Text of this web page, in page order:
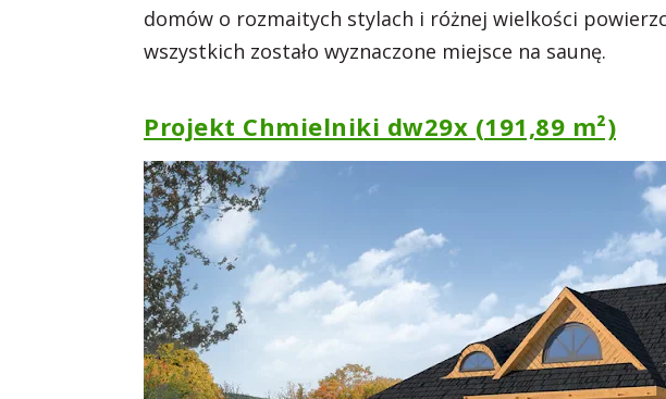
domów o rozmaitych stylach i różnej wielkości
wszystkich zostało wyznaczone miejsce na saunę.
Projekt Chmielniki dw29x (191,89 m²)